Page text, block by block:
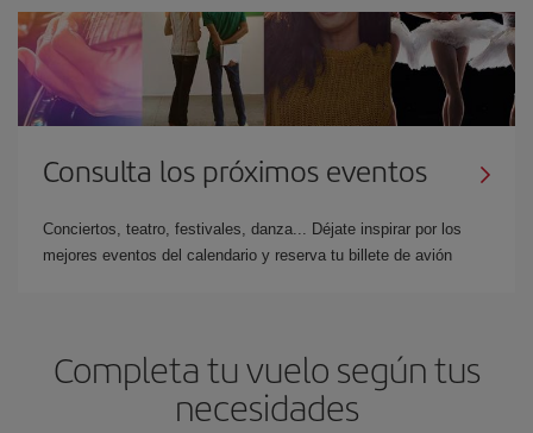
Consulta los próximos eventos
Conciertos, teatro, festivales, danza... Déjate inspirar por los
mejores eventos del calendario y reserva tu billete de avión
Completa tu vuelo según tus
necesidades